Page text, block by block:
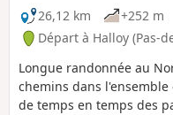
26,12 km
+252 m
Départ à Halloy (Pas-
Longue randonnée au
chemins dans
de temps en temps des